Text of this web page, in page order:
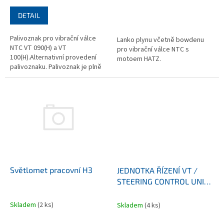
DETAIL
Palivoznak pro vibrační válce
NTC VT 090(H) a VT
100(H).Alternativní provedení
palivoznaku. Palivoznak je plně
zaměnitelný za obj.č.
Lanko plynu včetně bowdenu
pro vibrační válce NTC s
motoem HATZ.
Světlomet pracovní H3
Skladem (2 ks)
JEDNOTKA ŘÍZENÍ VT /
STEERING CONTROL UNIT
Skladem (4 ks)